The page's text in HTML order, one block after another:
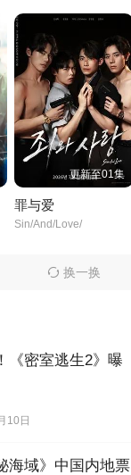
更新至01集
罪与爱
Sin/And/Love/
换一换
《密室逃生2》曝
10日
海域》中国内地票